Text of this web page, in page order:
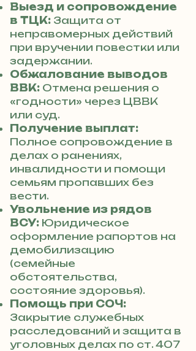
Выезд и сопровождение
в ТЦК: Защита от
неправомерных действий
при вручении повестки или
задержании.
Обжалование выводов
ВВК: Отмена решения о
«годности» через ЦВВК
или суд.
Получение выплат:
Полное сопровождение в
делах о ранениях,
инвалидности и помощи
семьям пропавших без
вести.
Увольнение из рядов
ВСУ: Юридическое
оформление рапортов на
демобилизацию
(семейные
обстоятельства,
состояние здоровья).
Помощь при СОЧ:
Закрытие служебных
расследований и защита в
уголовных делах по ст. 407